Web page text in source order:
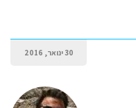
30 ינואר, 2016